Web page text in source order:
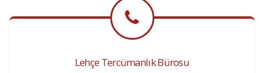
Lehçe Tercümanlık Bürosu